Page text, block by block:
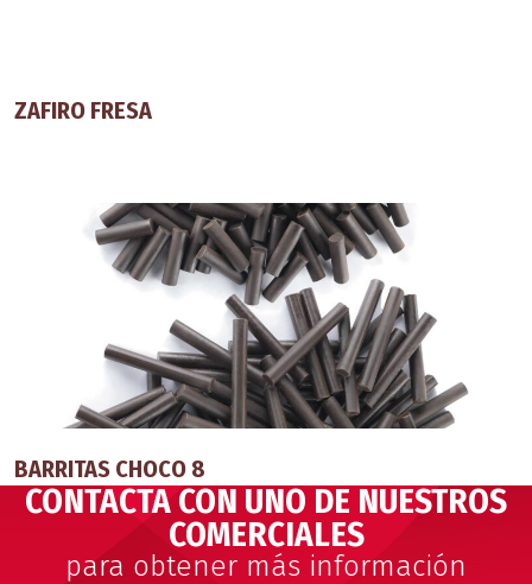
ZAFIRO FRESA
BARRITAS CHOCO 8
CONTACTA CON UNO DE NUESTROS
COMERCIALES
para obtener más información